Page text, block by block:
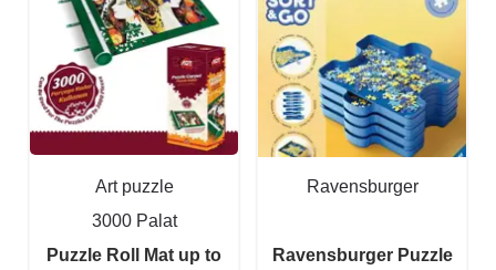
Art puzzle
3000 Palat
Puzzle Roll Mat up to
Ravensburger
Ravensburger Puzzle